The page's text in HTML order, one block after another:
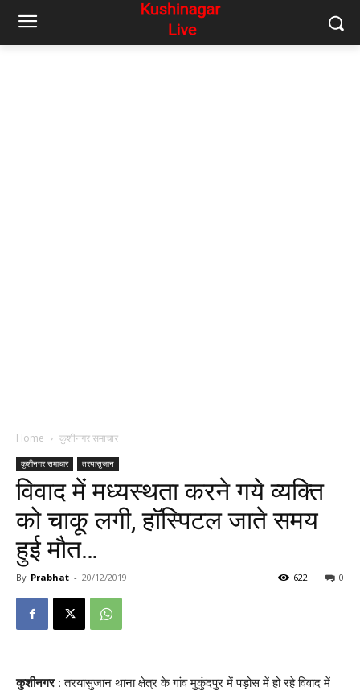
Home कुशीनगर समाचार
कुशीनगर समाचार तरयासुजान
विवाद में मध्यस्थता करने गये व्यक्ति
को चाकू लगी, हॉस्पिटल जाते समय
हुई मौत…
By Prabhat - 20/12/2019 0
622
कुशीनगर: तरयासुजान थाना क्षेत्र के गांव मुकुंदपुर में पड़ोस में हो रहे विवाद में